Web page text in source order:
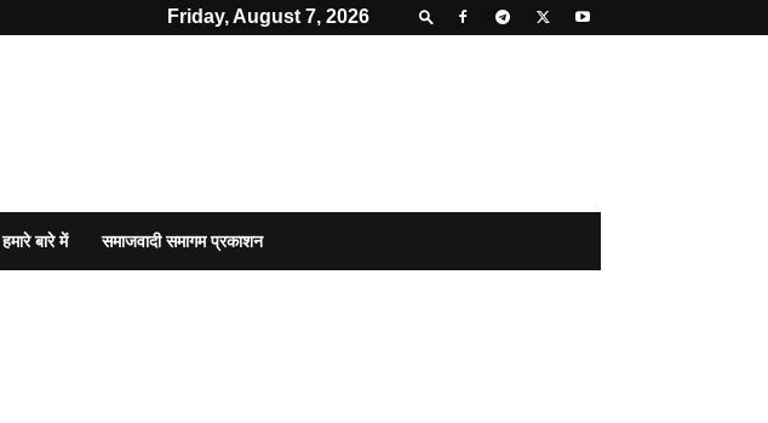
Friday, August 7, 2026
हमारे बारे में समाजवादी समागम प्रकाशन